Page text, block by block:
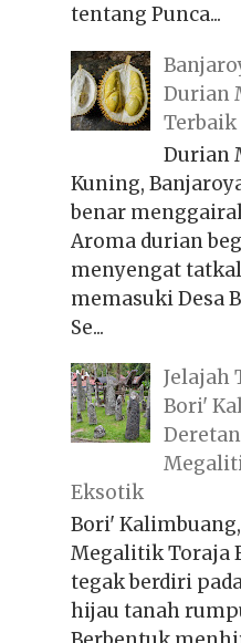
tentang Punca...
Durian
Terbaik
Durian
Kuning,
benar
Aroma durian
menyengat
memasuki Desa
Se...
Jelajah
Bori'
Eksotik
Bori'
Megalitik Toraja
tegak berdiri
hijau tanah